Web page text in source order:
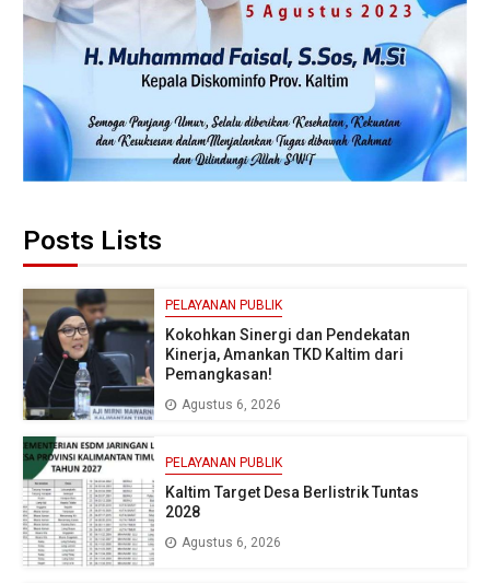
Posts Lists
PELAYANAN PUBLIK
Kokohkan Sinergi dan Pendekatan
Kinerja, Amankan TKD Kaltim dari
Pemangkasan!
Agustus 6, 2026
PELAYANAN PUBLIK
Kaltim Target Desa Berlistrik Tuntas
2028
Agustus 6, 2026